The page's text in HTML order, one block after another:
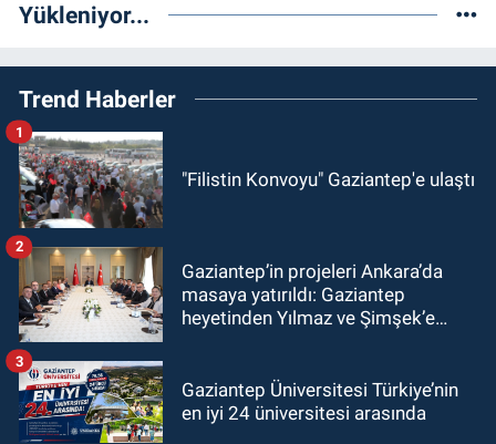
Yükleniyor...
Trend Haberler
"Filistin Konvoyu" Gaziantep'e ulaştı
1
Gaziantep’in projeleri Ankara’da
masaya yatırıldı: Gaziantep
heyetinden Yılmaz ve Şimşek’e
2
Gaziantep Üniversitesi Türkiye’nin
en iyi 24 üniversitesi arasında
3